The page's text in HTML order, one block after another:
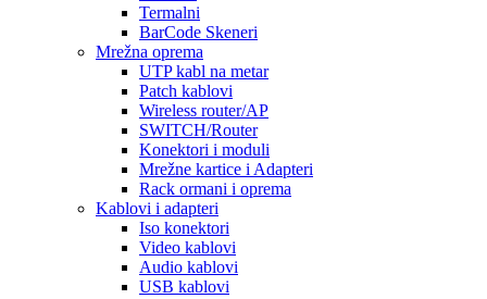
Termalni
BarCode Skeneri
Mrežna oprema
UTP kabl na metar
Patch kablovi
Wireless router/AP
SWITCH/Router
Konektori i moduli
Mrežne kartice i Adapteri
Rack ormani i oprema
Kablovi i adapteri
Iso konektori
Video kablovi
Audio kablovi
USB kablovi